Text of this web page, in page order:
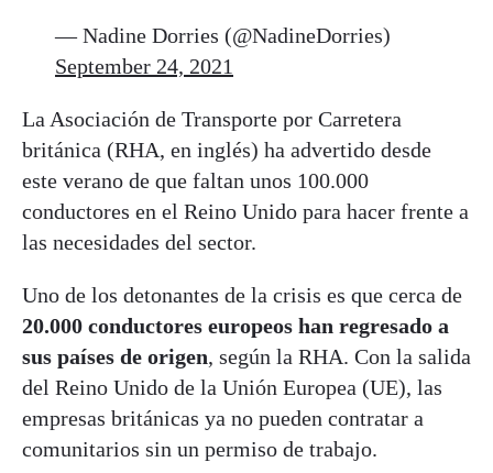
— Nadine Dorries (@NadineDorries)
September 24, 2021
La Asociación de Transporte por Carretera
británica (RHA, en inglés) ha advertido desde
este verano de que faltan unos 100.000
conductores en el Reino Unido para hacer frente a
las necesidades del sector.
Uno de los detonantes de la crisis es que cerca de
20.000 conductores europeos han regresado a
sus países de origen, según la RHA. Con la salida
del Reino Unido de la Unión Europea (UE), las
empresas británicas ya no pueden contratar a
comunitarios sin un permiso de trabajo.